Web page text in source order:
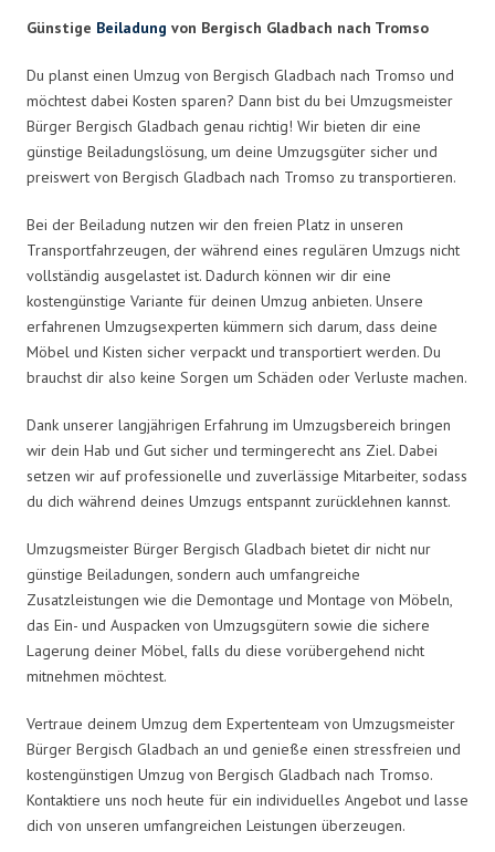
Günstige Beiladung von Bergisch Gladbach nach Tromso
Du planst einen Umzug von Bergisch Gladbach nach Tromso und
möchtest dabei Kosten sparen? Dann bist du bei Umzugsmeister
Bürger Bergisch Gladbach genau richtig! Wir bieten dir eine
günstige Beiladungslösung, um deine Umzugsgüter sicher und
preiswert von Bergisch Gladbach nach Tromso zu transportieren.
Bei der Beiladung nutzen wir den freien Platz in unseren
Transportfahrzeugen, der während eines regulären Umzugs nicht
vollständig ausgelastet ist. Dadurch können wir dir eine
kostengünstige Variante für deinen Umzug anbieten. Unsere
erfahrenen Umzugsexperten kümmern sich darum, dass deine
Möbel und Kisten sicher verpackt und transportiert werden. Du
brauchst dir also keine Sorgen um Schäden oder Verluste machen.
Dank unserer langjährigen Erfahrung im Umzugsbereich bringen
wir dein Hab und Gut sicher und termingerecht ans Ziel. Dabei
setzen wir auf professionelle und zuverlässige Mitarbeiter, sodass
du dich während deines Umzugs entspannt zurücklehnen kannst.
Umzugsmeister Bürger Bergisch Gladbach bietet dir nicht nur
günstige Beiladungen, sondern auch umfangreiche
Zusatzleistungen wie die Demontage und Montage von Möbeln,
das Ein- und Auspacken von Umzugsgütern sowie die sichere
Lagerung deiner Möbel, falls du diese vorübergehend nicht
mitnehmen möchtest.
Vertraue deinem Umzug dem Expertenteam von Umzugsmeister
Bürger Bergisch Gladbach an und genieße einen stressfreien und
kostengünstigen Umzug von Bergisch Gladbach nach Tromso.
Kontaktiere uns noch heute für ein individuelles Angebot und lasse
dich von unseren umfangreichen Leistungen überzeugen.